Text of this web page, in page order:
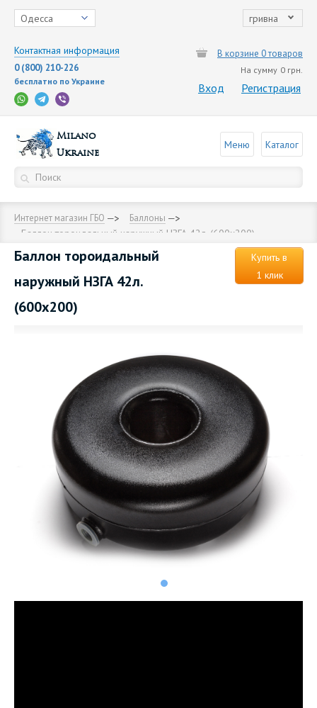
Одесса гривна
Контактная информация
0 (800) 210-226
бесплатно по Украине
В корзине 0 товаров
На сумму 0 грн.
Вход Регистрация
Milano
Ukraine
Меню Каталог
Интернет магазин ГБО Баллоны
Баллон тороидальный наружный НЗГА 42л. (600х200)
Баллон тороидальный
наружный НЗГА 42л.
(600х200)
Купить в
1 клик